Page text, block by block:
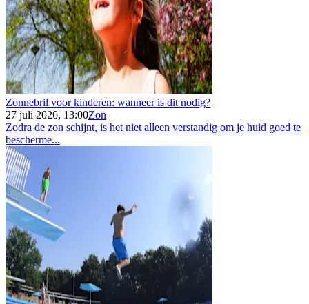
Zonnebril voor kinderen: wanneer is dit nodig?
27 juli 2026, 13:00Zon
Zodra de zon schijnt, is het niet alleen verstandig om je huid goed te
bescherme...